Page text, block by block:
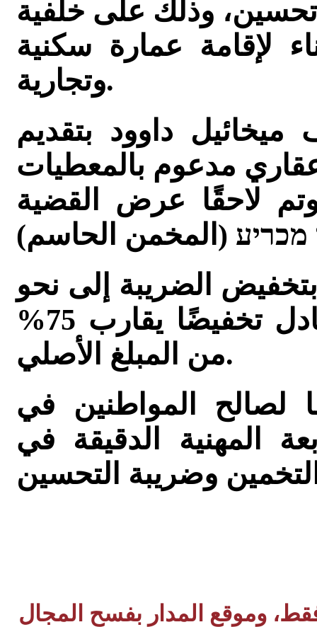
تحسين، وذلك على خلفية
لإقامة عمارة سكنية
وتجارية.
داوود بتقديم
مدعوم بالمعطيات
وتم لاحقًا عرض القضية
الضريبة إلى نحو
65,000 شيكل فقط، أي ما يعادل تخفيضًا يقارب 75%
من المبلغ الأصلي.
لصالح المواطنين في
المهنية الدقيقة في
وموقع المدار بفسح المجال